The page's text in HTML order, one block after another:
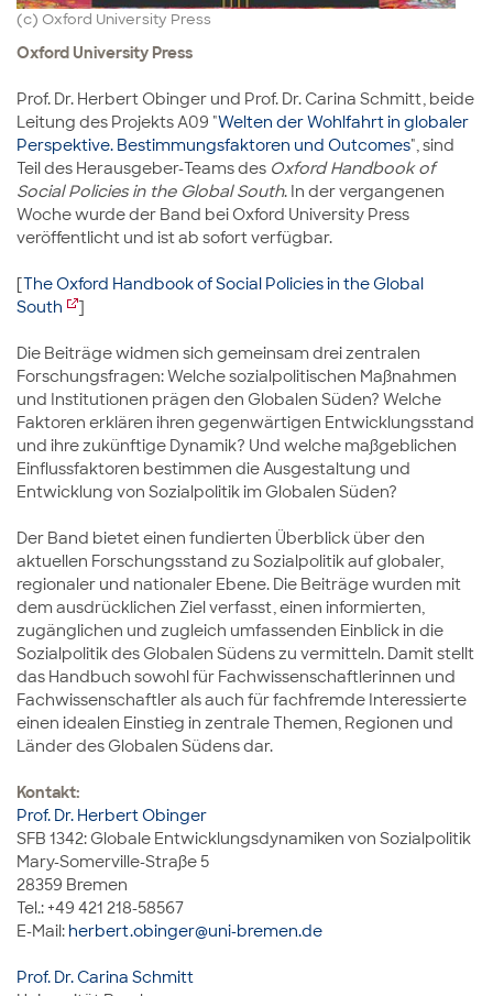
(c) Oxford University Press
Oxford University Press
Prof. Dr. Herbert Obinger und Prof. Dr. Carina Schmitt, beide
Leitung des Projekts A09 "Welten der Wohlfahrt in globaler
Perspektive. Bestimmungsfaktoren und Outcomes", sind
Teil des Herausgeber-Teams des Oxford Handbook of
Social Policies in the Global South. In der vergangenen
Woche wurde der Band bei Oxford University Press
veröffentlicht und ist ab sofort verfügbar.
[The Oxford Handbook of Social Policies in the Global
South
]
Die Beiträge widmen sich gemeinsam drei zentralen
Forschungsfragen: Welche sozialpolitischen Maßnahmen
und Institutionen prägen den Globalen Süden? Welche
Faktoren erklären ihren gegenwärtigen Entwicklungsstand
und ihre zukünftige Dynamik? Und welche maßgeblichen
Einflussfaktoren bestimmen die Ausgestaltung und
Entwicklung von Sozialpolitik im Globalen Süden?
Der Band bietet einen fundierten Überblick über den
aktuellen Forschungsstand zu Sozialpolitik auf globaler,
regionaler und nationaler Ebene. Die Beiträge wurden mit
dem ausdrücklichen Ziel verfasst, einen informierten,
zugänglichen und zugleich umfassenden Einblick in die
Sozialpolitik des Globalen Südens zu vermitteln. Damit stellt
das Handbuch sowohl für Fachwissenschaftlerinnen und
Fachwissenschaftler als auch für fachfremde Interessierte
einen idealen Einstieg in zentrale Themen, Regionen und
Länder des Globalen Südens dar.
Kontakt:
Prof. Dr. Herbert Obinger
SFB 1342: Globale Entwicklungsdynamiken von Sozialpolitik
Mary-Somerville-Straße 5
28359 Bremen
Tel.: +49 421 218-58567
E-Mail: herbert.obinger@uni-bremen.de
Prof. Dr. Carina Schmitt